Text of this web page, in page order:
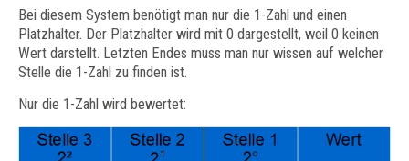
Bei diesem System benötigt man nur die 1-Zahl und einen
Platzhalter. Der Platzhalter wird mit 0 dargestellt, weil 0 keinen
Wert darstellt. Letzten Endes muss man nur wissen auf welcher
Stelle die 1-Zahl zu finden ist.
Nur die 1-Zahl wird bewertet: